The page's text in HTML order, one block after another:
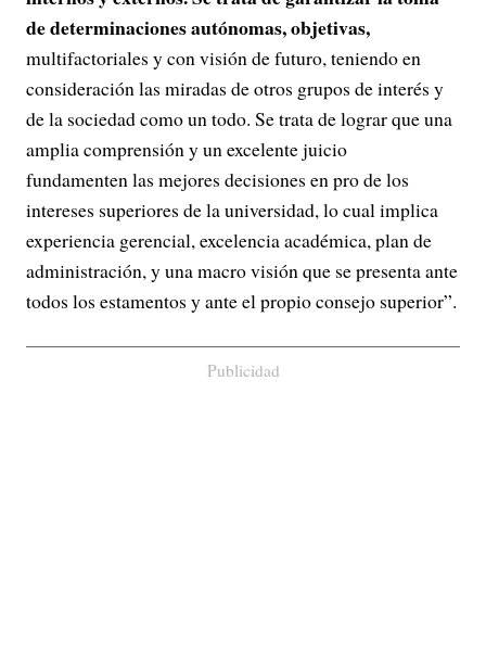
de determinaciones autónomas, objetivas,
multifactoriales y con visión de futuro, teniendo en
consideración las miradas de otros grupos de interés y
de la sociedad como un todo. Se trata de lograr que una
amplia comprensión y un excelente juicio
fundamenten las mejores decisiones en pro de los
intereses superiores de la universidad, lo cual implica
experiencia gerencial, excelencia académica, plan de
administración, y una macro visión que se presenta ante
todos los estamentos y ante el propio consejo superior”.
Publicidad